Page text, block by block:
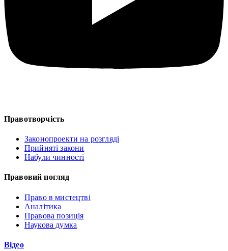
Правотворчість
Законопроекти на розгляді
Прийняті закони
Набули чинності
Правовий погляд
Право в мистецтві
Аналітика
Правова позиція
Наукова думка
Відео